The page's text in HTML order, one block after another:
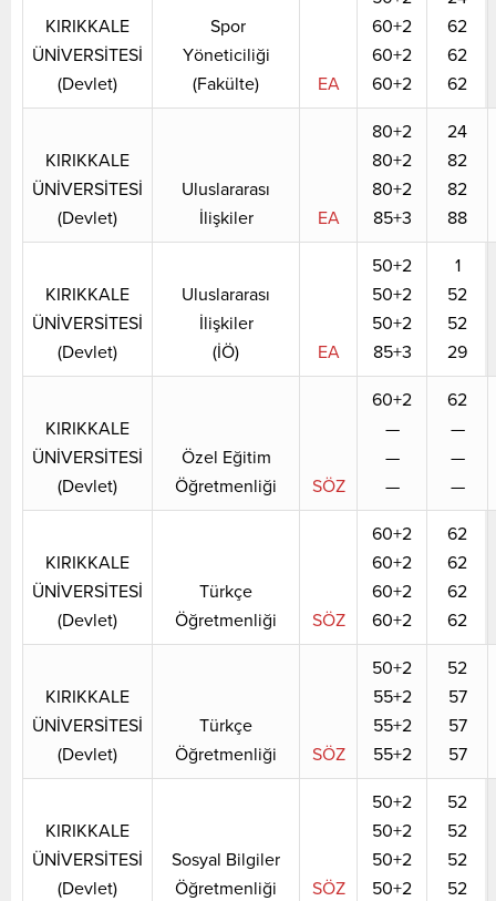
KIRIKKALE
ÜNİVERSİTESİ
(Devlet)
Spor
Yöneticiliği
(Fakülte)
EA
60+2
60+2
60+2
62
62
62
KIRIKKALE
ÜNİVERSİTESİ
(Devlet)
Uluslararası
İlişkiler
EA
80+2
80+2
80+2
85+3
24
82
82
88
KIRIKKALE
ÜNİVERSİTESİ
(Devlet)
Uluslararası
İlişkiler
(İÖ)
EA
50+2
50+2
50+2
85+3
1
52
52
29
KIRIKKALE
ÜNİVERSİTESİ
(Devlet)
Özel Eğitim
Öğretmenliği
SÖZ
60+2
—
—
—
62
—
—
—
KIRIKKALE
ÜNİVERSİTESİ
(Devlet)
Türkçe
Öğretmenliği
SÖZ
60+2
60+2
60+2
60+2
62
62
62
62
KIRIKKALE
ÜNİVERSİTESİ
(Devlet)
Türkçe
Öğretmenliği
SÖZ
50+2
55+2
55+2
55+2
52
57
57
57
KIRIKKALE
ÜNİVERSİTESİ
(Devlet)
Sosyal Bilgiler
Öğretmenliği
SÖZ
50+2
50+2
50+2
50+2
52
52
52
52